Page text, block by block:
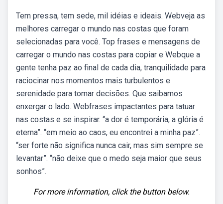
Tem pressa, tem sede, mil idéias e ideais. Webveja as
melhores carregar o mundo nas costas que foram
selecionadas para você. Top frases e mensagens de
carregar o mundo nas costas para copiar e Webque a
gente tenha paz ao final de cada dia, tranquilidade para
raciocinar nos momentos mais turbulentos e
serenidade para tomar decisões. Que saibamos
enxergar o lado. Webfrases impactantes para tatuar
nas costas e se inspirar. “a dor é temporária, a glória é
eterna”. “em meio ao caos, eu encontrei a minha paz”.
“ser forte não significa nunca cair, mas sim sempre se
levantar”. “não deixe que o medo seja maior que seus
sonhos”.
For more information, click the button below.